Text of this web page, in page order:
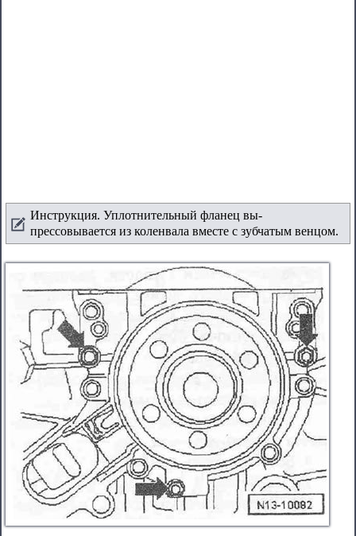
Инструкция. Уплотнительный фланец вы-
прессовывается из коленвала вместе с зубчатым венцом.